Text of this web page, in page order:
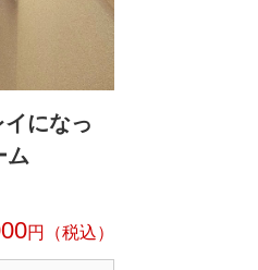
になっ
ム
円